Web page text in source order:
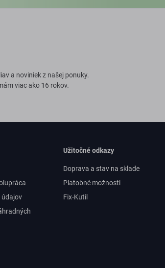
a noviniek z našej ponuky.
viac ako 16 rokov.
údajov
Užitočné odkazy
Doprava a stav na sklade
Platobné možnosti
Fix-Kutil